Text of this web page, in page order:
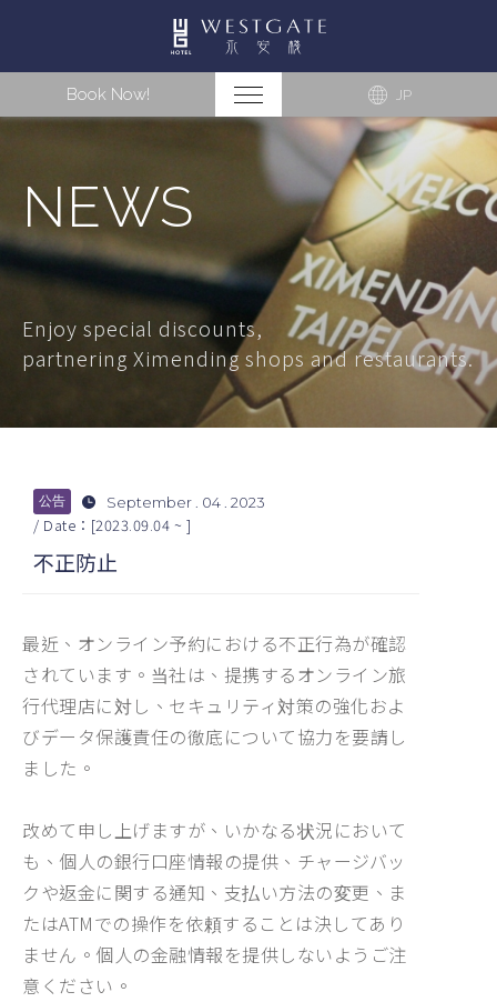
NEWS
Enjoy special discounts,
partnering Ximending shops and restaurants.
公告 September . 04 . 2023
/ Date：[2023.09.04 ~ ]
不正防止
最近、オンライン予約における不正行為が確認
されています。当社は、提携するオンライン旅
行代理店に対し、セキュリティ対策の強化およ
びデータ保護責任の徹底について協力を要請し
ました。
改めて申し上げますが、いかなる状況において
も、個人の銀行口座情報の提供、チャージバッ
クや返金に関する通知、支払い方法の変更、ま
たはATMでの操作を依頼することは決してあり
ません。個人の金融情報を提供しないようご注
意ください。
Book Now! JP